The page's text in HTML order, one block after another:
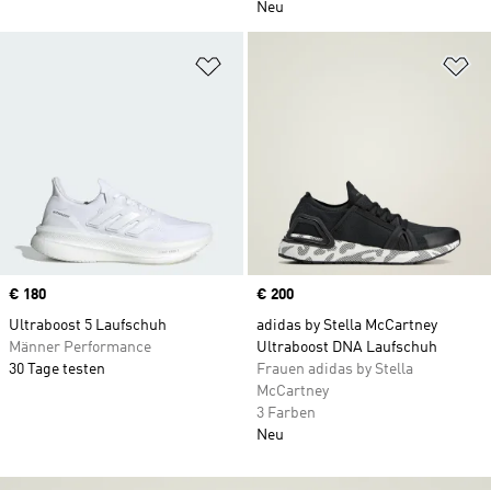
Neu
Zur Wunschliste hinzufügen
Price
€ 180
Ultraboost 5 Laufschuh
Männer Performance
30 Tage testen
Price
€ 200
adidas by Stella McCartney
Ultraboost DNA Laufschuh
Frauen adidas by Stella
McCartney
3 Farben
Neu